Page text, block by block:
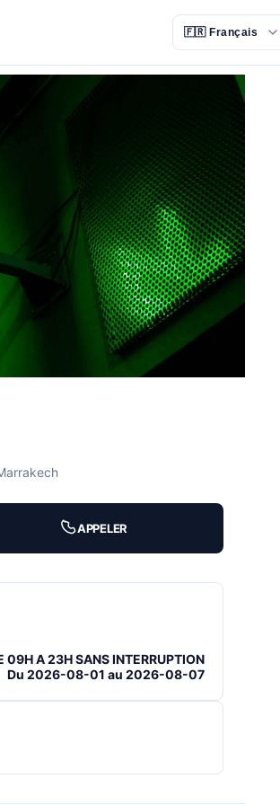
APPELER
09H A 23H SANS INTERRUPTION
Du 2026-08-01 au 2026-08-07